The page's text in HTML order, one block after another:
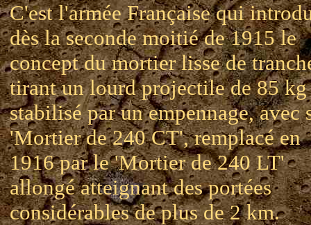
C'est l'armée Française qui
dès la seconde moitié de 1915 le
concept du mortier lisse de
tirant un lourd projectile de 85 kg
stabilisé par un empennage, avec
'Mortier de 240 CT', remplacé en
1916 par le 'Mortier de 240 LT'
allongé atteignant des portées
considérables de plus de 2 km.